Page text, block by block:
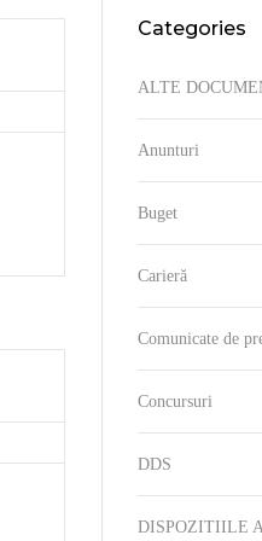
GHIDURI/ CERCETĂRICategories
ALTE
Anunturi
Buget
Carieră
Comunicate de
Concursuri
DDS
DISPOZITIILE